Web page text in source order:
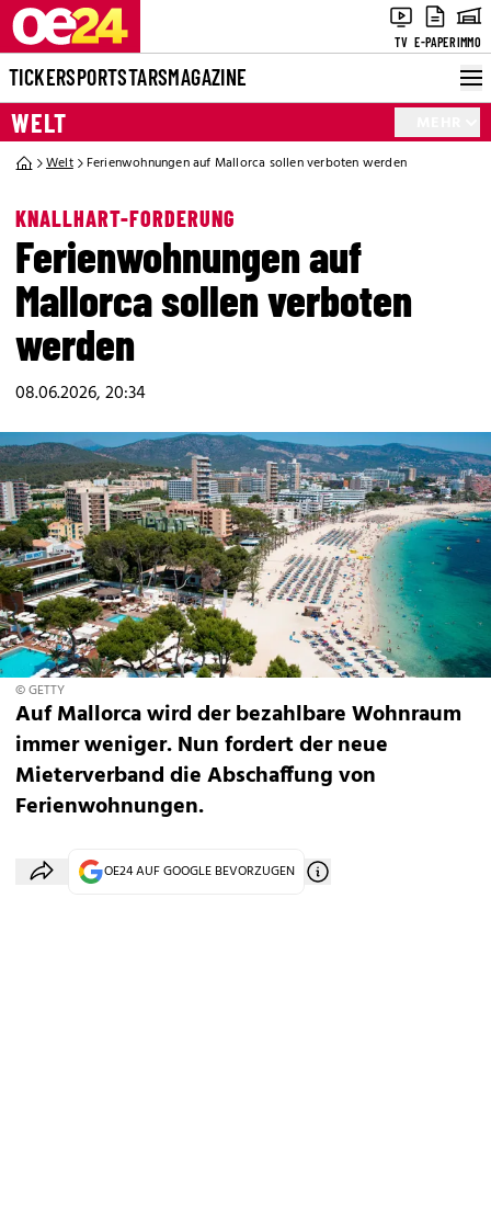
TV E-PAPERIMMO
TICKERSPORTSTARSMAGAZINE
WELT
Welt Ferienwohnungen auf Mallorca sollen verboten werden
KNALLHART-FORDERUNG
Ferienwohnungen auf
Mallorca sollen verboten
werden
08.06.2026, 20:34
© GETTY
Auf Mallorca wird der bezahlbare Wohnraum
immer weniger. Nun fordert der neue
Mieterverband die Abschaffung von
Ferienwohnungen.
OE24 AUF GOOGLE BEVORZUGEN